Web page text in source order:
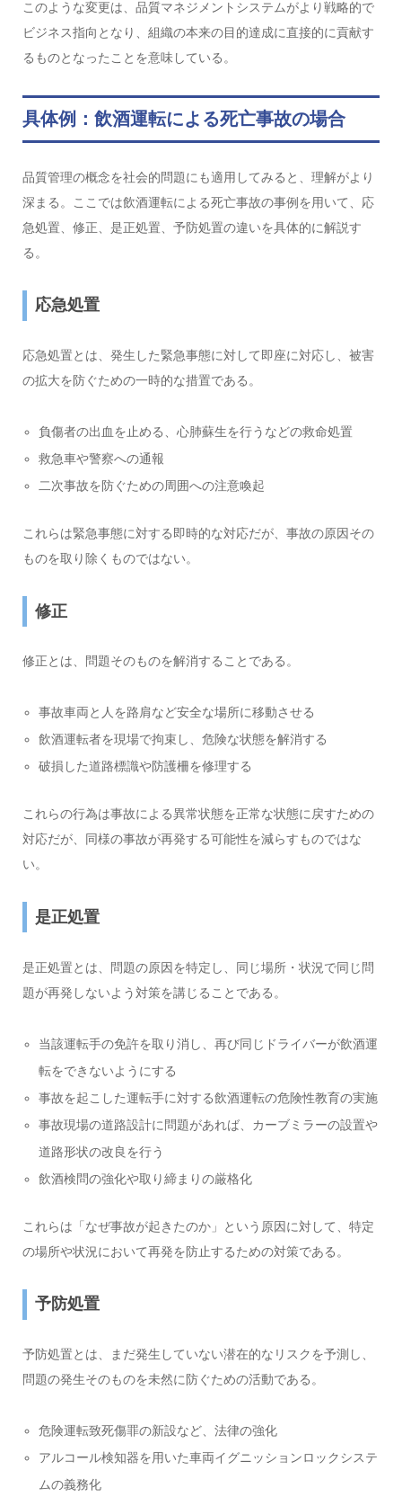
このような変更は、品質マネジメントシステムがより戦略的で
ビジネス指向となり、組織の本来の目的達成に直接的に貢献す
るものとなったことを意味している。
具体例：飲酒運転による死亡事故の場合
品質管理の概念を社会的問題にも適用してみると、理解がより
深まる。ここでは飲酒運転による死亡事故の事例を用いて、応
急処置、修正、是正処置、予防処置の違いを具体的に解説す
る。
応急処置
応急処置とは、発生した緊急事態に対して即座に対応し、被害
の拡大を防ぐための一時的な措置である。
負傷者の出血を止める、心肺蘇生を行うなどの救命処置
救急車や警察への通報
二次事故を防ぐための周囲への注意喚起
これらは緊急事態に対する即時的な対応だが、事故の原因その
ものを取り除くものではない。
修正
修正とは、問題そのものを解消することである。
事故車両と人を路肩など安全な場所に移動させる
飲酒運転者を現場で拘束し、危険な状態を解消する
破損した道路標識や防護柵を修理する
これらの行為は事故による異常状態を正常な状態に戻すための
対応だが、同様の事故が再発する可能性を減らすものではな
い。
是正処置
是正処置とは、問題の原因を特定し、同じ場所・状況で同じ問
題が再発しないよう対策を講じることである。
当該運転手の免許を取り消し、再び同じドライバーが飲酒運
転をできないようにする
事故を起こした運転手に対する飲酒運転の危険性教育の実施
事故現場の道路設計に問題があれば、カーブミラーの設置や
道路形状の改良を行う
飲酒検問の強化や取り締まりの厳格化
これらは「なぜ事故が起きたのか」という原因に対して、特定
の場所や状況において再発を防止するための対策である。
予防処置
予防処置とは、まだ発生していない潜在的なリスクを予測し、
問題の発生そのものを未然に防ぐための活動である。
危険運転致死傷罪の新設など、法律の強化
アルコール検知器を用いた車両イグニッションロックシステ
ムの義務化